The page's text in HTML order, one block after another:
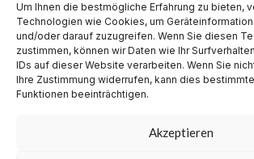
Um Ihnen die bestmögliche Erfahrung zu bieten,
Technologien wie Cookies, um
und/oder darauf zuzugreifen. Wenn Sie diesen
zustimmen, können wir Daten wie Ihr
IDs auf dieser Website verarbeiten. Wenn Sie
Ihre Zustimmung widerrufen, kann dies
Funktionen beeinträchtigen.
Akzeptieren
August 2024
Juli 2024
Juni 2024
Mai 2024
April 2024
März 2024